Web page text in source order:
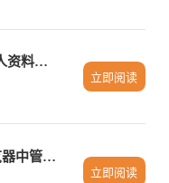
谷歌浏览器出现个人资料错误怎么办
立即阅读
如何在Chrome浏览器中管理多个下载任务并提高效率
立即阅读